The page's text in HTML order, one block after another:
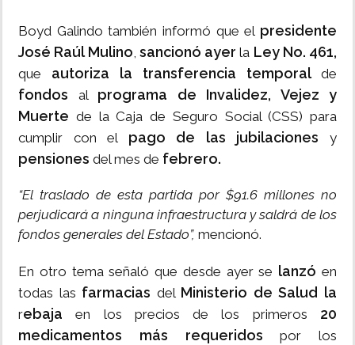
Boyd Galindo también informó que el presidente
José Raúl Mulino, sancionó ayer la Ley No. 461,
que autoriza la transferencia temporal de
fondos al programa de Invalidez, Vejez y
Muerte de la Caja de Seguro Social (CSS) para
cumplir con el pago de las jubilacionesy
pensiones del mes de febrero.
“El traslado de esta partida por $91.6 millones no
perjudicará a ninguna infraestructura y saldrá de los
fondos generales del Estado”, mencionó.
En otro tema señaló que desde ayer se lanzóen
todas las farmacias del Ministerio de Salud la
rebajaen los precios de los primeros 20
medicamentos más requeridos por los